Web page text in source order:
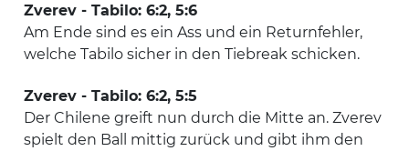
Zverev - Tabilo: 6:2, 5:6
Am Ende sind es ein Ass und ein Returnfehler,
welche Tabilo sicher in den Tiebreak schicken.
Zverev - Tabilo: 6:2, 5:5
Der Chilene greift nun durch die Mitte an. Zverev
spielt den Ball mittig zurück und gibt ihm den